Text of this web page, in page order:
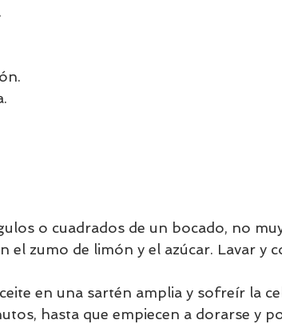
o cuadrados de un bocado, no
el zumo de limón y el azúcar. Lavar y
en una sartén amplia y sofreír la
hasta que empiecen a dorarse y